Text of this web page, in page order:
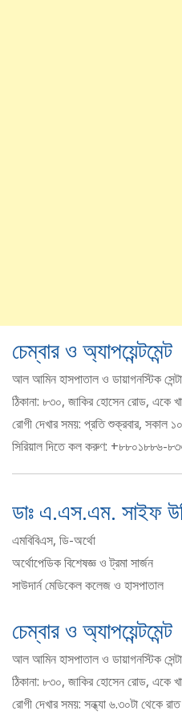
চেম্বার ও অ্যাপয়েন্টমেন্ট
আল আমিন হাসপাতাল ও ডায়াগনস্টিক
ঠিকানা: ৮৩০, জাকির হোসেন রোড, একে
রোগী দেখার সময়: প্রতি শুক্রবার, সকাল
সিরিয়াল দিতে কল করুণ:
ডাঃ এ.এস.এম. সাইফ
এমবিবিএস, ডি-অর্থো
অর্থোপেডিক বিশেষজ্ঞ ও ট্রমা সার্জন
সাউদার্ন মেডিকেল কলেজ ও হাসপাতাল
চেম্বার ও অ্যাপয়েন্টমেন্ট
আল আমিন হাসপাতাল ও ডায়াগনস্টিক
ঠিকানা: ৮৩০, জাকির হোসেন রোড, একে
রোগী দেখার সময়: সন্ধ্যা ৬.৩০টা থেকে